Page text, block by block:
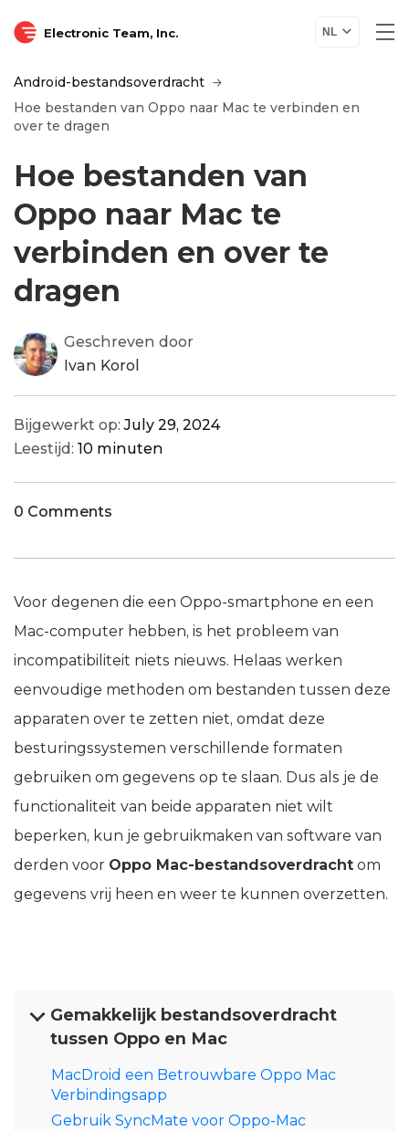
Electronic Team, Inc. NL
Android-bestandsoverdracht
Hoe bestanden van Oppo naar Mac te verbinden en
over te dragen
Hoe bestanden van
Oppo naar Mac te
verbinden en over te
dragen
Geschreven door
Ivan Korol
Bijgewerkt op:July 29, 2024
Leestijd: 10 minuten
0 Comments
Voor degenen die een Oppo-smartphone en een
Mac-computer hebben, is het probleem van
incompatibiliteit niets nieuws. Helaas werken
eenvoudige methoden om bestanden tussen deze
apparaten over te zetten niet, omdat deze
besturingssystemen verschillende formaten
gebruiken om gegevens op te slaan. Dus als je de
functionaliteit van beide apparaten niet wilt
beperken, kun je gebruikmaken van software van
derden voor Oppo Mac-bestandsoverdracht om
gegevens vrij heen en weer te kunnen overzetten.
Gemakkelijk bestandsoverdracht
tussen Oppo en Mac
MacDroid een Betrouwbare Oppo Mac
Verbindingsapp
Gebruik SyncMate voor Oppo-Mac